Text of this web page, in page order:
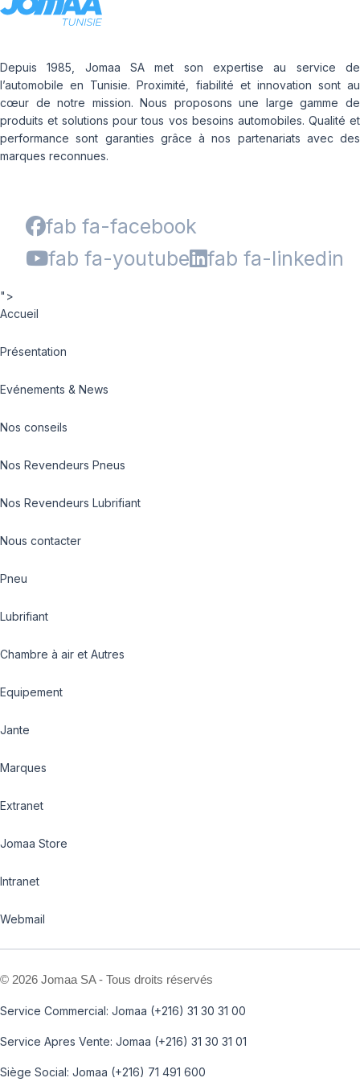
Depuis 1985, Jomaa SA met son expertise au service de
l’automobile en Tunisie. Proximité, fiabilité et innovation sont au
cœur de notre mission. Nous proposons une large gamme de
produits et solutions pour tous vos besoins automobiles. Qualité et
performance sont garanties grâce à nos partenariats avec des
marques reconnues.
fab fa-facebook
fab fa-youtube
fab fa-linkedin
">
Accueil
Présentation
Evénements & News
Nos conseils
Nos Revendeurs Pneus
Nos Revendeurs Lubrifiant
Nous contacter
Pneu
Lubrifiant
Chambre à air et Autres
Equipement
Jante
Marques
Extranet
Jomaa Store
Intranet
Webmail
© 2026 Jomaa SA - Tous droits réservés
Service Commercial: Jomaa (+216) 31 30 31 00
Service Apres Vente: Jomaa (+216) 31 30 31 01
Siège Social: Jomaa (+216) 71 491 600